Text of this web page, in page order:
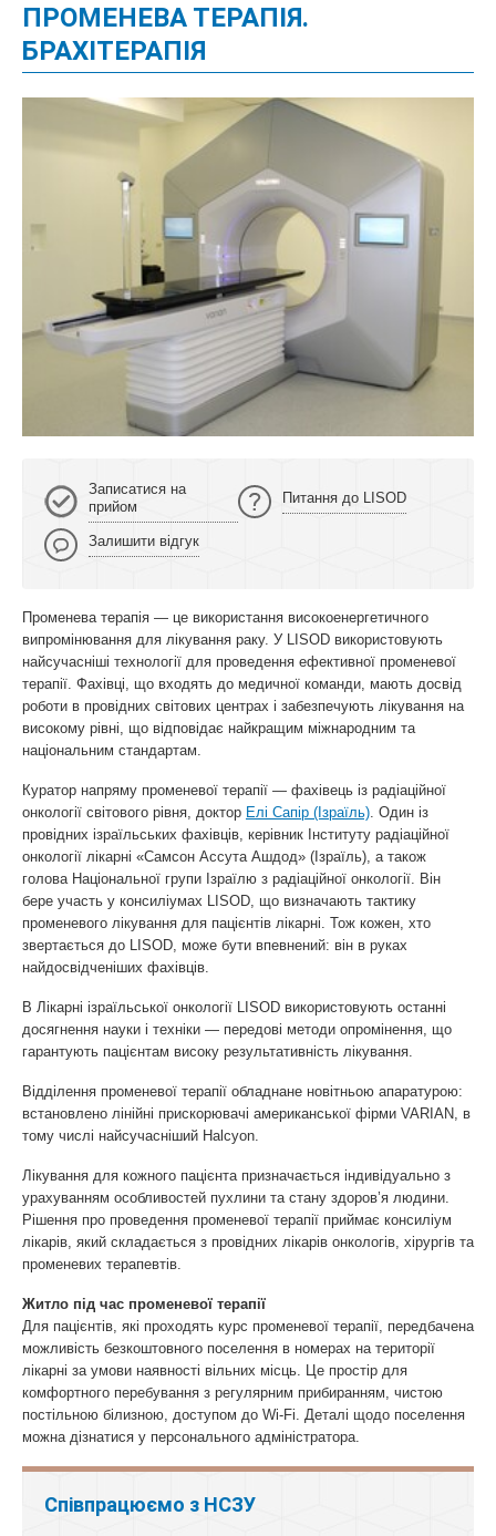
ПРОМЕНЕВА ТЕРАПІЯ.
БРАХІТЕРАПІЯ
Записатися на
прийом
Питання до LISOD
Залишити відгук
Променева терапія — це використання високоенергетичного
випромінювання для лікування раку. У LISOD використовують
найсучасніші технології для проведення ефективної променевої
терапії. Фахівці, що входять до медичної команди, мають досвід
роботи в провідних світових центрах і забезпечують лікування на
високому рівні, що відповідає найкращим міжнародним та
національним стандартам.
Куратор напряму променевої терапії — фахівець із радіаційної
онкології світового рівня, доктор Елі Сапір (Ізраїль) . Один із
провідних ізраїльських фахівців, керівник Інституту радіаційної
онкології лікарні «Самсон Ассута Ашдод» (Ізраїль), а також
голова Національної групи Ізраїлю з радіаційної онкології. Він
бере участь у консиліумах LISOD, що визначають тактику
променевого лікування для пацієнтів лікарні. Тож кожен, хто
звертається до LISOD, може бути впевнений: він в руках
найдосвідченіших фахівців.
В Лікарні ізраїльської онкології LISOD використовують останні
досягнення науки і техніки — передові методи опромінення, що
гарантують пацієнтам високу результативність лікування.
Відділення променевої терапії обладнане новітньою апаратурою:
встановлено лінійні прискорювачі американської фірми VARIAN, в
тому числі найсучасніший Halcyon.
Лікування для кожного пацієнта призначається індивідуально з
урахуванням особливостей пухлини та стану здоров’я людини.
Рішення про проведення променевої терапії приймає консиліум
лікарів, який складається з провідних лікарів онкологів, хірургів та
променевих терапевтів.
Житло під час променевої терапії
Для пацієнтів, які проходять курс променевої терапії, передбачена
можливість безкоштовного поселення в номерах на території
лікарні за умови наявності вільних місць. Це простір для
комфортного перебування з регулярним прибиранням, чистою
постільною білизною, доступом до Wi-Fi. Деталі щодо поселення
можна дізнатися у персонального адміністратора.
Співпрацюємо з НСЗУ